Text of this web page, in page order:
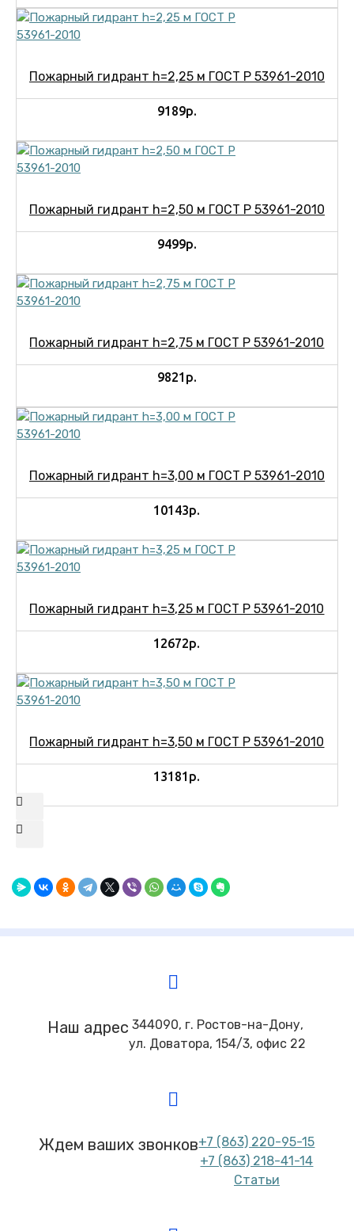
Пожарный гидрант h=2,25 м ГОСТ Р 53961-2010
9189р.
Пожарный гидрант h=2,50 м ГОСТ Р 53961-2010
9499р.
Пожарный гидрант h=2,75 м ГОСТ Р 53961-2010
9821р.
Пожарный гидрант h=3,00 м ГОСТ Р 53961-2010
10143р.
Пожарный гидрант h=3,25 м ГОСТ Р 53961-2010
12672р.
Пожарный гидрант h=3,50 м ГОСТ Р 53961-2010
13181р.
Наш адрес 344090, г. Ростов-на-Дону,
ул. Доватора, 154/3, офис 22
Ждем ваших звонков+7 (863) 220-95-15
+7 (863) 218-41-14
Статьи